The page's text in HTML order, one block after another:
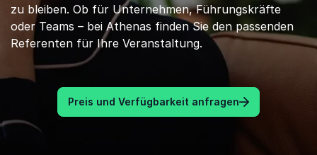
zu bleiben. Ob für Unternehmen, Führungskräfte
oder Teams – bei Athenas finden Sie den passenden
Referenten für Ihre Veranstaltung.
Preis und Verfügbarkeit anfragen